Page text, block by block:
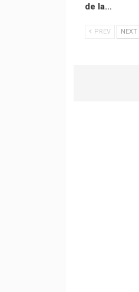
de la…
PREV NEXT